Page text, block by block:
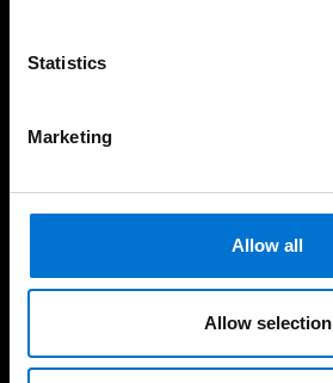
Statistics
Marketing
Allow all
Allow selection
Guardas
Dicas e conselhos